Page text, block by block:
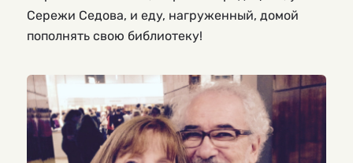
Сережи Седова, и еду, нагруженный, домой
пополнять свою библиотеку!